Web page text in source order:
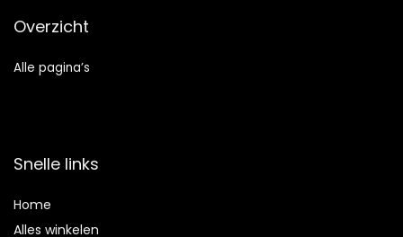
Overzicht
Alle pagina’s
Snelle links
Home
Alles winkelen